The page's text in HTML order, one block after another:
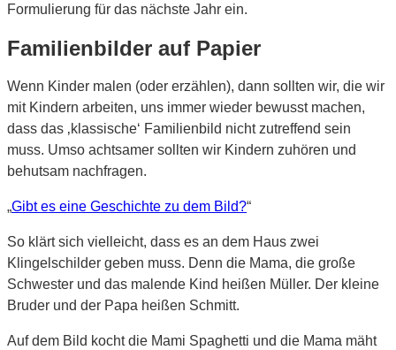
Formulierung für das nächste Jahr ein.
Familienbilder auf Papier
Wenn Kinder malen (oder erzählen), dann sollten wir, die wir
mit Kindern arbeiten, uns immer wieder bewusst machen,
dass das ‚klassische‘ Familienbild nicht zutreffend sein
muss. Umso achtsamer sollten wir Kindern zuhören und
behutsam nachfragen.
„Gibt es eine Geschichte zu dem Bild?“
So klärt sich vielleicht, dass es an dem Haus zwei
Klingelschilder geben muss. Denn die Mama, die große
Schwester und das malende Kind heißen Müller. Der kleine
Bruder und der Papa heißen Schmitt.
Auf dem Bild kocht die Mami Spaghetti und die Mama mäht